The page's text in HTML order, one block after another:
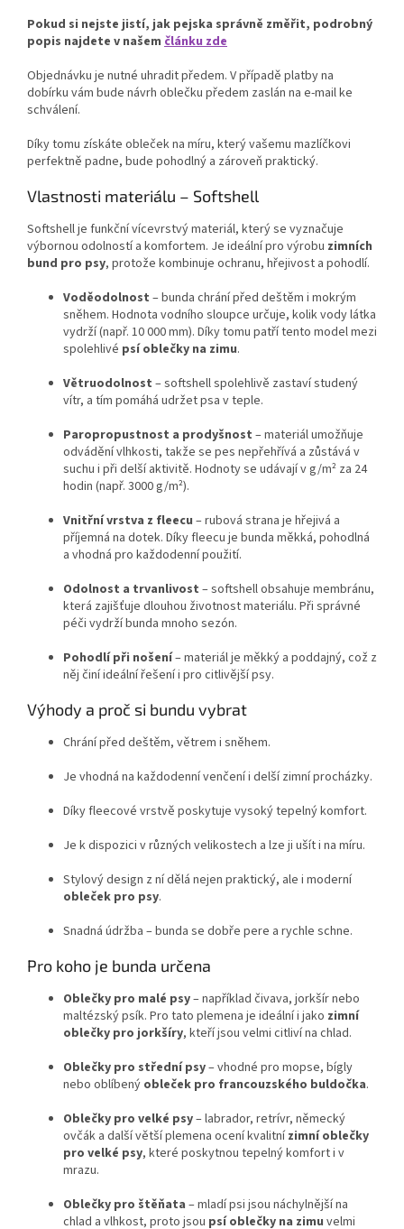
Pokud si nejste jistí, jak pejska správně změřit, podrobný
popis najdete v našem článku zde
Objednávku je nutné uhradit předem. V případě platby na
dobírku vám bude návrh oblečku předem zaslán na e-mail ke
schválení.
Díky tomu získáte obleček na míru, který vašemu mazlíčkovi
perfektně padne, bude pohodlný a zároveň praktický.
Vlastnosti materiálu – Softshell
Softshell je funkční vícevrstvý materiál, který se vyznačuje
výbornou odolností a komfortem. Je ideální pro výrobu zimních
bund pro psy, protože kombinuje ochranu, hřejivost a pohodlí.
Voděodolnost – bunda chrání před deštěm i mokrým
sněhem. Hodnota vodního sloupce určuje, kolik vody látka
vydrží (např. 10 000 mm). Díky tomu patří tento model mezi
spolehlivé psí oblečky na zimu.
Větruodolnost – softshell spolehlivě zastaví studený
vítr, a tím pomáhá udržet psa v teple.
Paropropustnost a prodyšnost – materiál umožňuje
odvádění vlhkosti, takže se pes nepřehřívá a zůstává v
suchu i při delší aktivitě. Hodnoty se udávají v g/m² za 24
hodin (např. 3000 g/m²).
Vnitřní vrstva z fleecu – rubová strana je hřejivá a
příjemná na dotek. Díky fleecu je bunda měkká, pohodlná
a vhodná pro každodenní použití.
Odolnost a trvanlivost – softshell obsahuje membránu,
která zajišťuje dlouhou životnost materiálu. Při správné
péči vydrží bunda mnoho sezón.
Pohodlí při nošení– materiál je měkký a poddajný, což z
něj činí ideální řešení i pro citlivější psy.
Výhody a proč si bundu vybrat
Chrání před deštěm, větrem i sněhem.
Je vhodná na každodenní venčení i delší zimní procházky.
Díky fleecové vrstvě poskytuje vysoký tepelný komfort.
Je k dispozici v různých velikostech a lze ji ušít i na míru.
Stylový design z ní dělá nejen praktický, ale i moderní
obleček pro psy.
Snadná údržba – bunda se dobře pere a rychle schne.
Pro koho je bunda určena
Oblečky pro malé psy– například čivava, jorkšír nebo
maltézský psík. Pro tato plemena je ideální i jako zimní
oblečky pro jorkšíry, kteří jsou velmi citliví na chlad.
Oblečky pro střední psy– vhodné pro mopse, bígly
nebo oblíbený obleček pro francouzského buldočka.
Oblečky pro velké psy– labrador, retrívr, německý
ovčák a další větší plemena ocení kvalitnízimní oblečky
pro velké psy, které poskytnou tepelný komfort i v
mrazu.
Oblečky pro štěňata – mladí psi jsou náchylnější na
chlad a vlhkost, proto jsou psí oblečky na zimu velmi